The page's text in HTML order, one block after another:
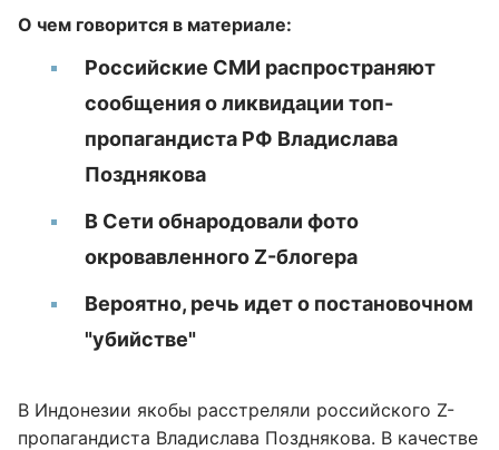
О чем говорится в материале:
Российские СМИ распространяют
сообщения о ликвидации топ-
пропагандиста РФ Владислава
Позднякова
В Сети обнародовали фото
окровавленного Z-блогера
Вероятно, речь идет о постановочном
"убийстве"
В Индонезии якобы расстреляли российского Z-
пропагандиста Владислава Позднякова. В качестве